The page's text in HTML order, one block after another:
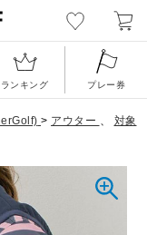
ランキング プレー券
> アウター 、 対象